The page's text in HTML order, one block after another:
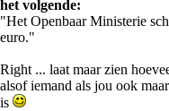
het volgende:
"Het Openbaar Ministerie
euro."
Right ... laat maar zien
alsof iemand als jou ook
is